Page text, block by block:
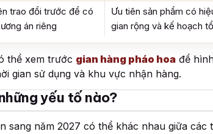
trao đổi trước để có
án riêng
Ưu tiên sản phẩm có
gian rộng và kế hoạch
thể xem trước gian hàng pháo hoa để
gian sử dụng và khu vực nhận hàng.
yếu tố nào?
sang năm 2027 có thể khác nhau giữa các